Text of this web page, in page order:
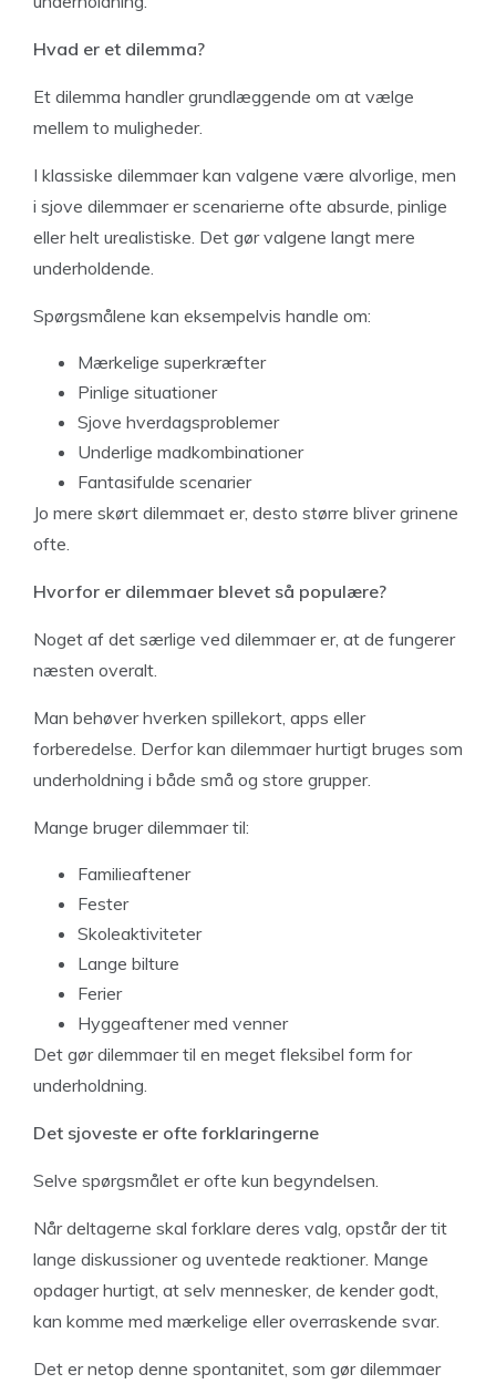
Hvad er et dilemma?
Et dilemma handler grundlæggende om at vælge
mellem to muligheder.
I klassiske dilemmaer kan valgene være alvorlige, men
i sjove dilemmaer er scenarierne ofte absurde, pinlige
eller helt urealistiske. Det gør valgene langt mere
underholdende.
Spørgsmålene kan eksempelvis handle om:
Mærkelige superkræfter
Pinlige situationer
Sjove hverdagsproblemer
Underlige madkombinationer
Fantasifulde scenarier
Jo mere skørt dilemmaet er, desto større bliver grinene
ofte.
Hvorfor er dilemmaer blevet så populære?
Noget af det særlige ved dilemmaer er, at de fungerer
næsten overalt.
Man behøver hverken spillekort, apps eller
forberedelse. Derfor kan dilemmaer hurtigt bruges som
underholdning i både små og store grupper.
Mange bruger dilemmaer til:
Familieaftener
Fester
Skoleaktiviteter
Lange bilture
Ferier
Hyggeaftener med venner
Det gør dilemmaer til en meget fleksibel form for
underholdning.
Det sjoveste er ofte forklaringerne
Selve spørgsmålet er ofte kun begyndelsen.
Når deltagerne skal forklare deres valg, opstår der tit
lange diskussioner og uventede reaktioner. Mange
opdager hurtigt, at selv mennesker, de kender godt,
kan komme med mærkelige eller overraskende svar.
Det er netop denne spontanitet, som gør dilemmaer